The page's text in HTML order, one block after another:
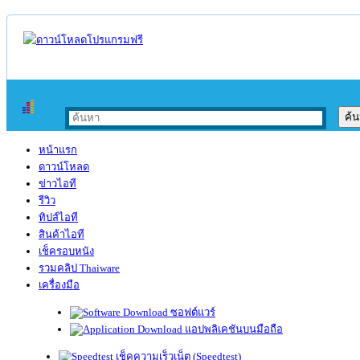
หน้าแรก
ดาวน์โหลด
ข่าวไอที
รีวิว
ทิปส์ไอที
สินค้าไอที
เช็ครอบหนัง
รวมคลิป Thaiware
เครื่องมือ
ซอฟต์แวร์
แอปพลิเคชันบนมือถือ
เช็คความเร็วเน็ต (Speedtest)